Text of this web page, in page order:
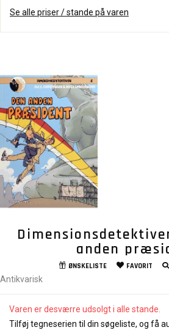
Se alle priser / stande på varen
anden
ØNSKELISTE FAVORIT
Antikvarisk
Varen er desværre udsolgt i alle stande.
Tilføj tegneserien til din søgeliste, og få